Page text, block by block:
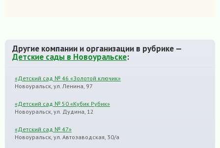
Другие компании и организации в рубрике —
Детские сады в Новоуральске:
«Детский сад № 46 «Золотой ключик»
Новоуральск, ул. Ленина, 97
«Детский сад № 50 «Кубик Рубик»
Новоуральск, ул. Дудина, 12
«Детский сад № 47»
Новоуральск, ул. Автозаводская, 30/а